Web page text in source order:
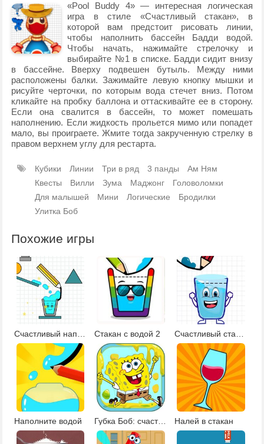
«Pool Buddy 4» — интересная логическая
игра в стиле «Счастливый стакан», в
которой вам предстоит рисовать линии,
чтобы наполнить бассейн Бадди водой.
Чтобы начать, нажимайте стрелочку и
выбирайте №1 в списке. Бадди сидит внизу
в бассейне. Вверху подвешен бутыль. Между ними
расположены балки. Зажимайте левую кнопку мышки и
рисуйте черточки, по которым вода стечет вниз. Потом
кликайте на пробку баллона и оттаскивайте ее в сторону.
Если она свалится в бассейн, то может помешать
наполнению. Если жидкость прольется мимо или попадет
мало, вы проиграете. Жмите тогда закрученную стрелку в
правом верхнем углу для рестарта.
Кубики Линии Три в ряд 3 панды
Ам Ням
Квесты
Вилли Зума Маджонг
Головоломки
Для малышей
Мини Логические
Бродилки
Улитка Боб
Похожие игры
Стакан с водой 2
Наполните водой Губка Боб: счастливый стакан Налей в стакан